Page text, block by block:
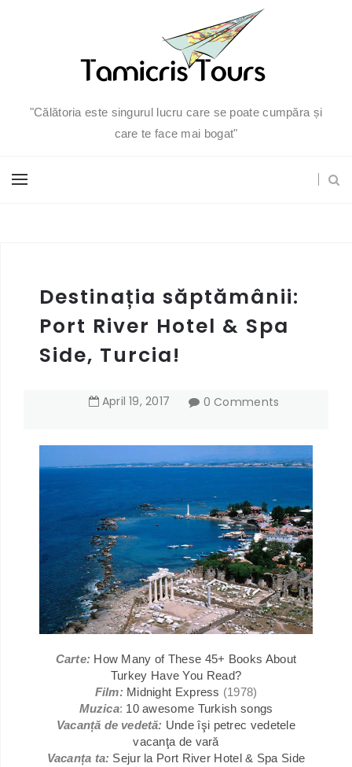
"Călătoria este singurul lucru care se poate cumpăra și
care te face mai bogat"
Destinația săptămânii:
Port River Hotel & Spa
Side, Turcia!
April 19,2017 0 Comments
Carte: How Many of These 45+ Books About
Turkey Have You Read?
Film: Midnight Express (1978)
Muzica: 10 awesome Turkish songs
Vacanță de vedetă: Unde îşi petrec vedetele
vacanţa de vară
Vacanța ta: Sejur la Port River Hotel & Spa Side